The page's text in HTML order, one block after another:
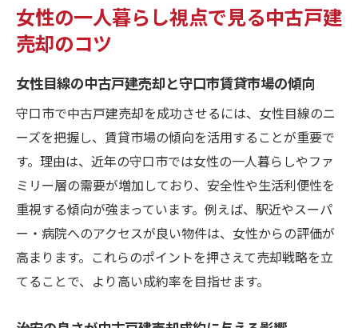
女性の一人暮らし視点で見る中古戸建
売却のコツ
女性目線の中古戸建売却と守口市賃貸市場の傾向
守口市で中古戸建売却を成功させるには、女性目線のニ
ーズを把握し、賃貸市場の傾向を活用することが重要で
す。理由は、近年の守口市では女性の一人暮らしやファ
ミリー層の需要が増加しており、安全性や生活利便性を
重視する傾向が強まっています。例えば、駅近やスーパ
ー・病院へのアクセスが良い物件は、女性からの評価が
高まります。これらのポイントを押さえて売却戦略を立
てることで、より高い成約率を目指せます。